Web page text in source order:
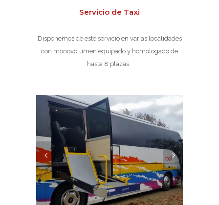
Servicio de Taxi
Disponemos de este servicio en varias localidades
con monovolumen equipado y homologado de
hasta 8 plazas.